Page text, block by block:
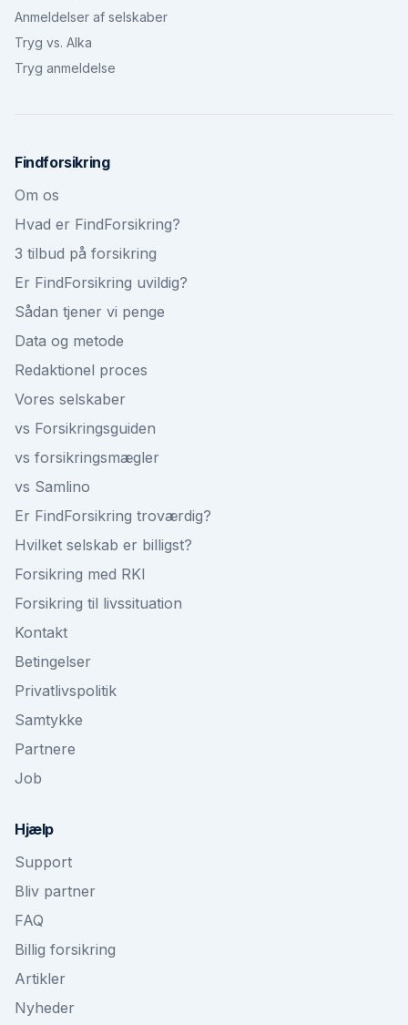
Anmeldelser af selskaber
Tryg vs. Alka
Tryg anmeldelse
Findforsikring
Om os
Hvad er FindForsikring?
3 tilbud på forsikring
Er FindForsikring uvildig?
Sådan tjener vi penge
Data og metode
Redaktionel proces
Vores selskaber
vs Forsikringsguiden
vs forsikringsmægler
vs Samlino
Er FindForsikring troværdig?
Hvilket selskab er billigst?
Forsikring med RKI
Forsikring til livssituation
Kontakt
Betingelser
Privatlivspolitik
Samtykke
Partnere
Job
Hjælp
Support
Bliv partner
FAQ
Billig forsikring
Artikler
Nyheder